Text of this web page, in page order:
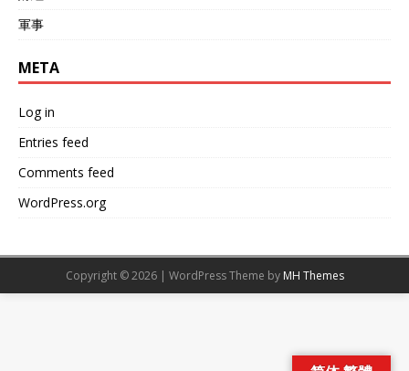
軍事
META
Log in
Entries feed
Comments feed
WordPress.org
Copyright © 2026 | WordPress Theme by MH Themes